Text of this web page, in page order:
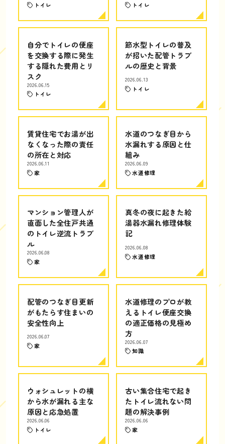
トイレ トイレ
自分でトイレの便座
を交換する際に発生
する隠れた費用とリ
スク
2026.06.15
トイレ
節水型トイレの普及
が招いた配管トラブ
ルの歴史と背景
2026.06.13
トイレ
賃貸住宅でお湯が出
なくなった際の責任
の所在と対応
2026.06.11
家
水道のつなぎ目から
水漏れする原因と仕
組み
2026.06.09
水道修理
マンション管理人が
直面した全住戸共通
のトイレ逆流トラブ
ル
2026.06.08
家
真冬の夜に起きた給
湯器水漏れ修理体験
記
2026.06.08
水道修理
配管のつなぎ目更新
がもたらす住まいの
安全性向上
2026.06.07
家
水道修理のプロが教
えるトイレ便座交換
の適正価格の見極め
方
2026.06.07
知識
ウォシュレットの横
から水が漏れる主な
原因と応急処置
2026.06.06
トイレ
古い集合住宅で起き
たトイレ流れない問
題の解決事例
2026.06.06
家